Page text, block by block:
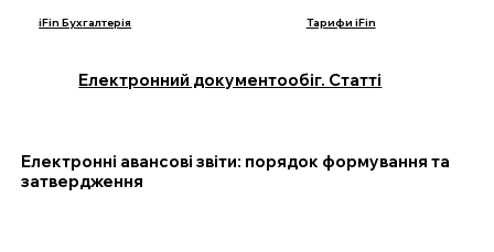
iFin Бухгалтерія Тарифи iFin
Електронний документообіг. Статті
Електронні авансові звіти: порядок формування та
затвердження